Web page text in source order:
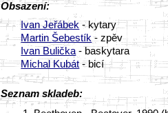
Obsazení:
Ivan Jeřábek- kytary
Martin Šebestík- zpěv
Ivan Bulička- baskytara
Michal Kubát- bicí
Seznam skladeb: